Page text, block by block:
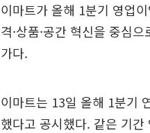
이마트가 올해 1분기 영업
격·상품·공간 혁신을 중심
가다.
이마트는 13일 올해 1분기
했다고 공시했다. 같은 기